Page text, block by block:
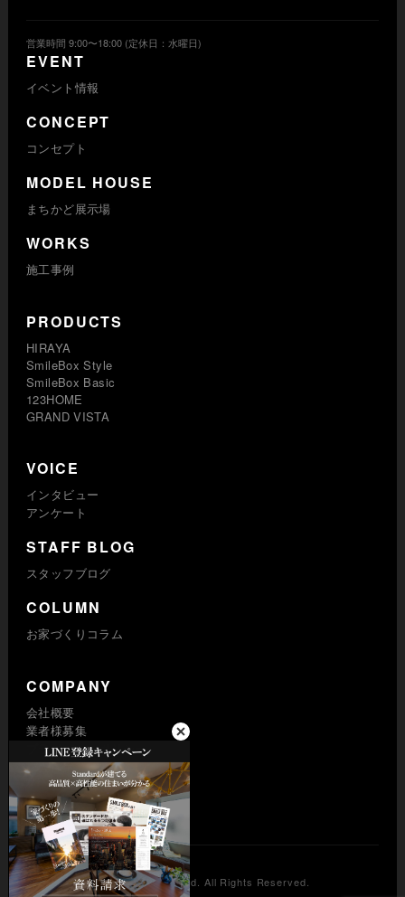
営業時間 9:00〜18:00 (定休日：水曜日)
EVENT
イベント情報
CONCEPT
コンセプト
MODEL HOUSE
まちかど展示場
WORKS
施工事例
PRODUCTS
HIRAYA
SmileBox Style
SmileBox Basic
123HOME
GRAND VISTA
VOICE
インタビュー
アンケート
STAFF BLOG
スタッフブログ
COLUMN
お家づくりコラム
COMPANY
会社概要
業者様募集
プライバシーポリシー
求人採用
© Standard Co., Ltd. All Rights Reserved.